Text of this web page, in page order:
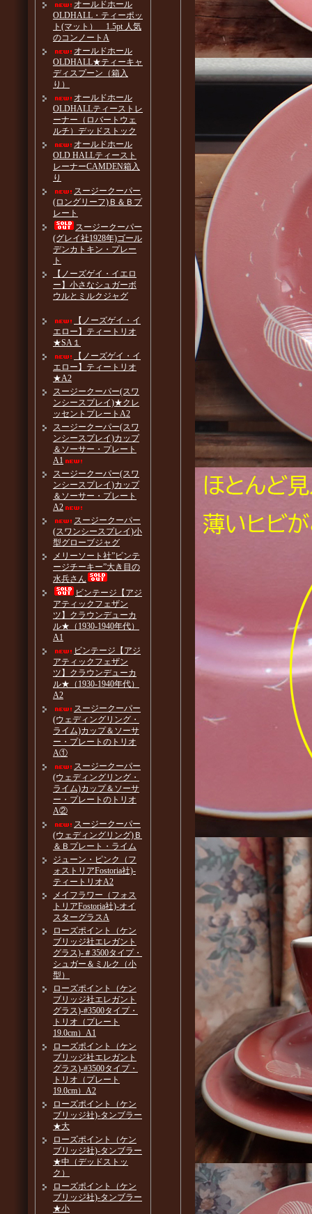
オールドホール
OLDHALL・ティーポッ
ト(マット） 1.5pt 人気
のコンノートA
オールドホール
OLDHALL★ティーキャ
ディスプーン（箱入
り）
オールドホール
OLDHALLティーストレ
ーナー（ロバートウェ
ルチ）デッドストック
オールドホール
OLD HALLティースト
レーナーCAMDEN箱入
り
スージークーパー
(ロングリーフ)Ｂ＆Ｂプ
レート
スージークーパー
(グレイ社1928年)ゴール
デンカトキン・プレー
ト
【ノーズゲイ・イエロ
ー】小さなシュガーボ
ウルとミルクジャグ
【ノーズゲイ・イ
エロー】ティートリオ
★SA１
【ノーズゲイ・イ
エロー】ティートリオ
★A2
スージークーパー(スワ
ンシースプレイ)★クレ
ッセントプレートA2
スージークーパー(スワ
ンシースプレイ)カップ
＆ソーサー・プレート
A1
スージークーパー(スワ
ンシースプレイ)カップ
＆ソーサー・プレート
A2
スージークーパー
(スワンシースプレイ)小
型グローブジャグ
メリーソート社”ビンテ
ージチーキー”大き目の
水兵さん
ビンテージ【アジ
アティックフェザン
ツ】クラウンデューカ
ル★（1930-1940年代）
A1
ビンテージ【アジ
アティックフェザン
ツ】クラウンデューカ
ル★（1930-1940年代）
A2
スージークーパー
(ウェディングリング・
ライム)カップ＆ソーサ
ー・プレートのトリオ
A①
スージークーパー
(ウェディングリング・
ライム)カップ＆ソーサ
ー・プレートのトリオ
A②
スージークーパー
(ウェディングリング)Ｂ
＆Ｂプレート・ライム
ジューン・ピンク（フ
ォストリアFostoria社)-
ティートリオA2
メイフラワー（フォス
トリアFostoria社)-オイ
スターグラスA
ローズポイント（ケン
ブリッジ社エレガント
グラス)-＃3500タイプ・
シュガー＆ミルク（小
型）
ローズポイント（ケン
ブリッジ社エレガント
グラス)-#3500タイプ・
トリオ（プレート
19.0cm）A1
ローズポイント（ケン
ブリッジ社エレガント
グラス)-#3500タイプ・
トリオ（プレート
19.0cm）A2
ローズポイント（ケン
ブリッジ社)-タンブラー
★大
ローズポイント（ケン
ブリッジ社)-タンブラー
★中（デッドストッ
ク）
ローズポイント（ケン
ブリッジ社)-タンブラー
★小